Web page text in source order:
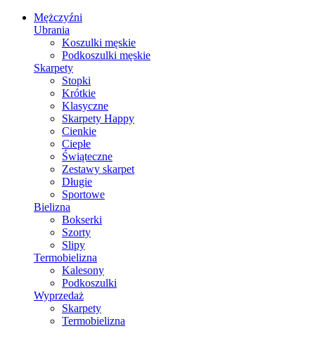
Mężczyźni
Ubrania
Koszulki męskie
Podkoszulki męskie
Skarpety
Stopki
Krótkie
Klasyczne
Skarpety Happy
Cienkie
Ciepłe
Świąteczne
Zestawy skarpet
Długie
Sportowe
Bielizna
Bokserki
Szorty
Slipy
Termobielizna
Kalesony
Podkoszulki
Wyprzedaż
Skarpety
Termobielizna